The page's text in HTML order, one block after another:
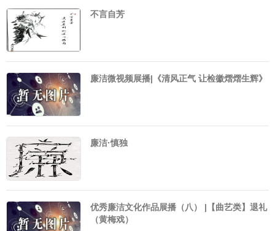
不言自芳
廉洁微视频展播|《清风正气 让检徽熠熠生辉》
廉洁·慎独
优秀廉洁文化作品展播（八） |【曲艺类】退礼
（黄梅戏）